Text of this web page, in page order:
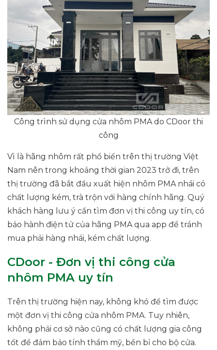
Công trình sử dụng cửa nhôm PMA do CDoor thi
công
Vì là hãng nhôm rất phổ biến trên thị trường Việt
Nam nên trong khoảng thời gian 2023 trở đi, trên
thị trường đã bắt đầu xuất hiện nhôm PMA nhái có
chất lượng kém, trà trộn với hàng chính hãng. Quý
khách hàng lưu ý cần tìm đơn vị thi công uy tín, có
bảo hành điện tử của hãng PMA qua app để tránh
mua phải hàng nhái, kém chất lượng.
CDoor - Đơn vị thi công cửa
nhôm PMA uy tín
Trên thị trường hiện nay, không khó để tìm được
một đơn vị thi công cửa nhôm PMA. Tuy nhiên,
không phải cơ sở nào cũng có chất lượng gia công
tốt để đảm bảo tính thẩm mỹ, bền bỉ cho bộ cửa.